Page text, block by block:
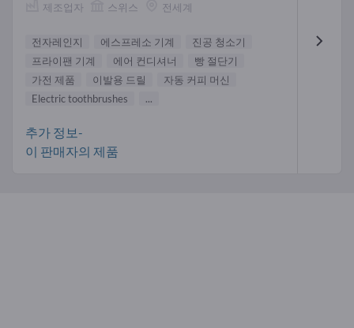
제조업자 스위스 전세계
전자레인지 에스프레소 기계
진공 청소기
프라이팬 기계
에어 컨디셔너
빵 절단기
가전 제품
이발용 드릴
자동 커피 머신
Electric toothbrushes
...
추가 정보-
이 판매자의 제품